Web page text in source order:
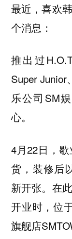
最近，喜欢
个消息：
推出过
Super Junior
乐公司SM
心。
4月22日，
货，装修后
新开张。在
开业时，位
旗舰店